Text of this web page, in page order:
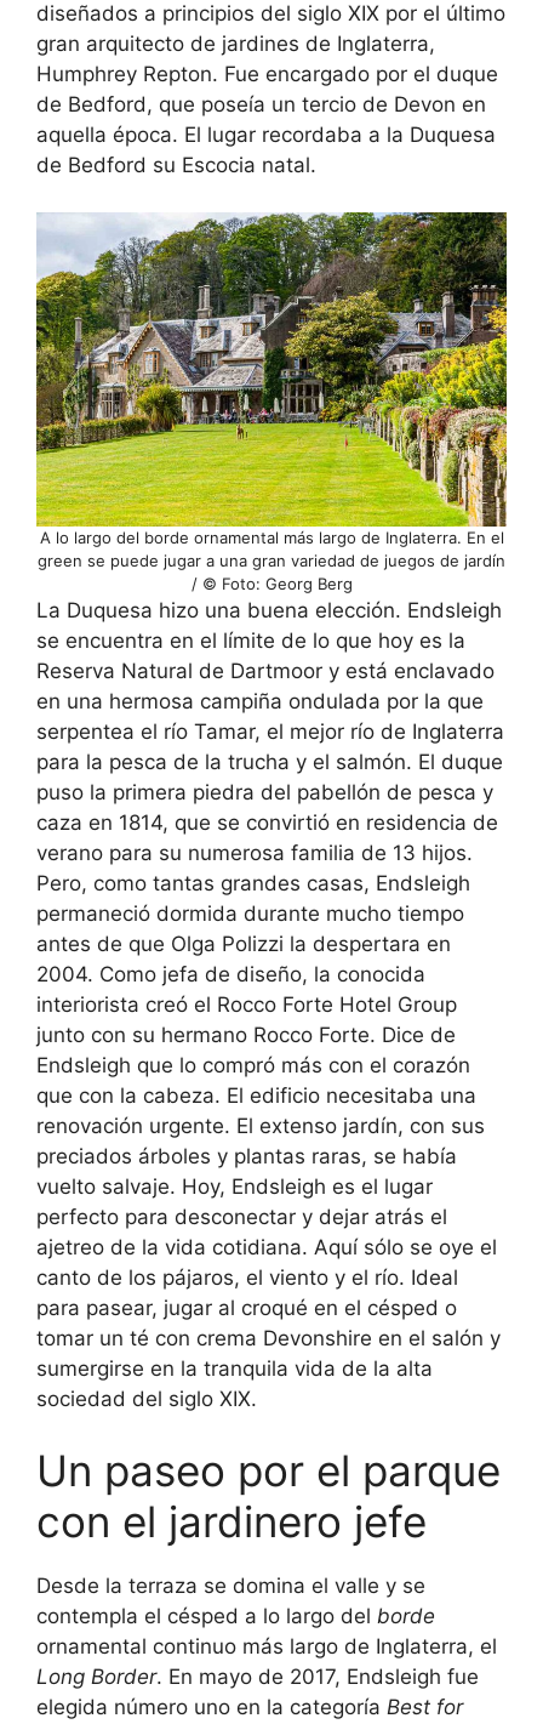
diseñados a principios del siglo XIX por el último
gran arquitecto de jardines de Inglaterra,
Humphrey Repton. Fue encargado por el duque
de Bedford, que poseía un tercio de Devon en
aquella época. El lugar recordaba a la Duquesa
de Bedford su Escocia natal.
A lo largo del borde ornamental más largo de Inglaterra. En el
green se puede jugar a una gran variedad de juegos de jardín
/ © Foto: Georg Berg
La Duquesa hizo una buena elección. Endsleigh
se encuentra en el límite de lo que hoy es la
Reserva Natural de Dartmoor y está enclavado
en una hermosa campiña ondulada por la que
serpentea el río Tamar, el mejor río de Inglaterra
para la pesca de la trucha y el salmón. El duque
puso la primera piedra del pabellón de pesca y
caza en 1814, que se convirtió en residencia de
verano para su numerosa familia de 13 hijos.
Pero, como tantas grandes casas, Endsleigh
permaneció dormida durante mucho tiempo
antes de que Olga Polizzi la despertara en
2004. Como jefa de diseño, la conocida
interiorista creó el Rocco Forte Hotel Group
junto con su hermano Rocco Forte. Dice de
Endsleigh que lo compró más con el corazón
que con la cabeza. El edificio necesitaba una
renovación urgente. El extenso jardín, con sus
preciados árboles y plantas raras, se había
vuelto salvaje. Hoy, Endsleigh es el lugar
perfecto para desconectar y dejar atrás el
ajetreo de la vida cotidiana. Aquí sólo se oye el
canto de los pájaros, el viento y el río. Ideal
para pasear, jugar al croqué en el césped o
tomar un té con crema Devonshire en el salón y
sumergirse en la tranquila vida de la alta
sociedad del siglo XIX.
Un paseo por el parque
con el jardinero jefe
Desde la terraza se domina el valle y se
contempla el césped a lo largo del borde
ornamental continuo más largo de Inglaterra, el
Long Border. En mayo de 2017, Endsleigh fue
elegida número uno en la categoría Best for